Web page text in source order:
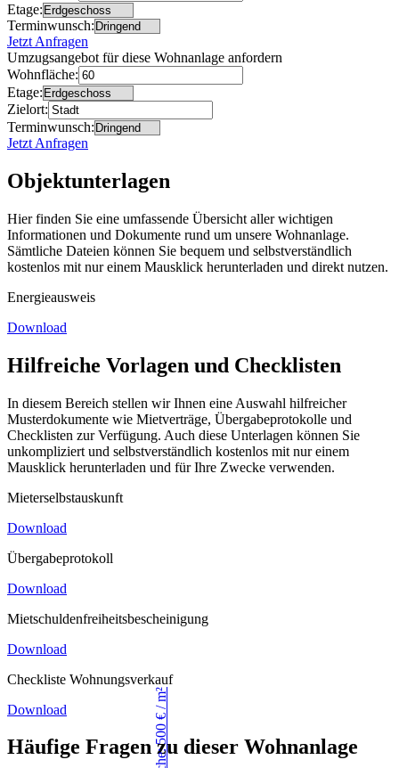
Etage:
Terminwunsch:
Jetzt Anfragen
Umzugsangebot für diese Wohnanlage anfordern
Wohnfläche:
Etage:
Zielort:
Terminwunsch:
Jetzt Anfragen
Objektunterlagen
Hier finden Sie eine umfassende Übersicht aller wichtigen
Informationen und Dokumente rund um unsere Wohnanlage.
Sämtliche Dateien können Sie bequem und selbstverständlich
kostenlos mit nur einem Mausklick herunterladen und direkt nutzen.
Energieausweis
Download
Hilfreiche Vorlagen und Checklisten
In diesem Bereich stellen wir Ihnen eine Auswahl hilfreicher
Musterdokumente wie Mietverträge, Übergabeprotokolle und
Checklisten zur Verfügung. Auch diese Unterlagen können Sie
unkompliziert und selbstverständlich kostenlos mit nur einem
Mausklick herunterladen und für Ihre Zwecke verwenden.
Mieterselbstauskunft
Download
Übergabeprotokoll
Download
Mietschuldenfreiheitsbescheinigung
Download
Checkliste Wohnungsverkauf
Download
Häufige Fragen zu dieser Wohnanlage